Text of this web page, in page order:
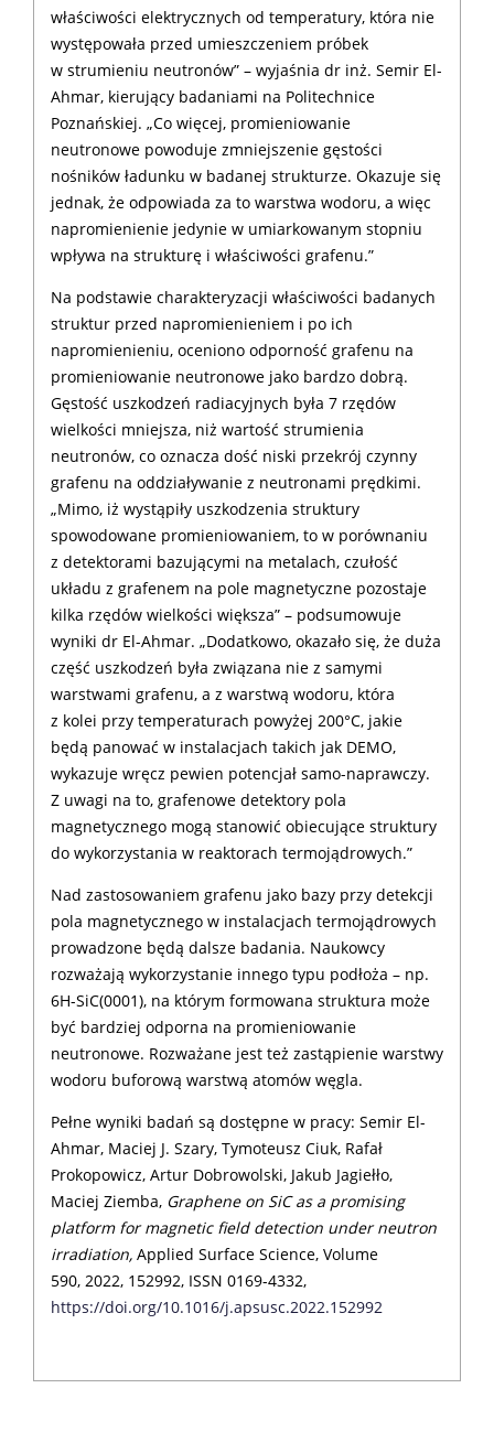
właściwości elektrycznych od temperatury, która nie
występowała przed umieszczeniem próbek
w strumieniu neutronów” – wyjaśnia dr inż. Semir El-
Ahmar, kierujący badaniami na Politechnice
Poznańskiej. „Co więcej, promieniowanie
neutronowe powoduje zmniejszenie gęstości
nośników ładunku w badanej strukturze. Okazuje się
jednak, że odpowiada za to warstwa wodoru, a więc
napromienienie jedynie w umiarkowanym stopniu
wpływa na strukturę i właściwości grafenu.”
Na podstawie charakteryzacji właściwości badanych
struktur przed napromienieniem i po ich
napromienieniu, oceniono odporność grafenu na
promieniowanie neutronowe jako bardzo dobrą.
Gęstość uszkodzeń radiacyjnych była 7 rzędów
wielkości mniejsza, niż wartość strumienia
neutronów, co oznacza dość niski przekrój czynny
grafenu na oddziaływanie z neutronami prędkimi.
„Mimo, iż wystąpiły uszkodzenia struktury
spowodowane promieniowaniem, to w porównaniu
z detektorami bazującymi na metalach, czułość
układu z grafenem na pole magnetyczne pozostaje
kilka rzędów wielkości większa” – podsumowuje
wyniki dr El-Ahmar. „Dodatkowo, okazało się, że duża
część uszkodzeń była związana nie z samymi
warstwami grafenu, a z warstwą wodoru, która
z kolei przy temperaturach powyżej 200°C, jakie
będą panować w instalacjach takich jak DEMO,
wykazuje wręcz pewien potencjał samo-naprawczy.
Z uwagi na to, grafenowe detektory pola
magnetycznego mogą stanowić obiecujące struktury
do wykorzystania w reaktorach termojądrowych.”
Nad zastosowaniem grafenu jako bazy przy detekcji
pola magnetycznego w instalacjach termojądrowych
prowadzone będą dalsze badania. Naukowcy
rozważają wykorzystanie innego typu podłoża – np.
6H-SiC(0001), na którym formowana struktura może
być bardziej odporna na promieniowanie
neutronowe. Rozważane jest też zastąpienie warstwy
wodoru buforową warstwą atomów węgla.
Pełne wyniki badań są dostępne w pracy: Semir El-
Ahmar, Maciej J. Szary, Tymoteusz Ciuk, Rafał
Prokopowicz, Artur Dobrowolski, Jakub Jagiełło,
Maciej Ziemba, Graphene on SiC as a promising
platform for magnetic field detection under neutron
irradiation, Applied Surface Science, Volume
590, 2022, 152992, ISSN 0169-4332,
https://doi.org/10.1016/j.apsusc.2022.152992